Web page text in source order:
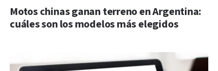
Motos chinas ganan terreno en Argentina:
cuáles son los modelos más elegidos